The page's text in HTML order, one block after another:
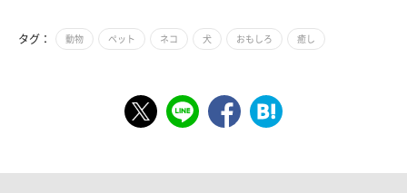
タグ： 動物 ペット ネコ 犬 おもしろ 癒し